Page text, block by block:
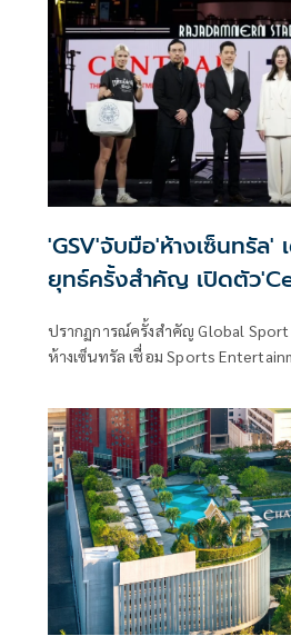
'GSV'จับมือ'ห้างเซ็นทรัล'
ยุทธ์ครั้งสำคัญ เปิดตัว
Rajadamnern Stadium
ปรากฏการณ์ครั้งสำคัญ Global
ห้างเซ็นทรัล เชื่อม Sports
และประสบการณ์ผู้บริโภค​ เปิดฉากคว
Rajadamnern Stadium Bag ถ่ายทอ
คุณค่าของสององค์กรไทยที่มีประวัติ
ผ่านงานออกแบบร่วมสมัย ต่อยอดบท
สร้างความร่วมมือกับพันธมิตรจากต่าง
คุณค่าของมวยไทยและความเป็นไทย